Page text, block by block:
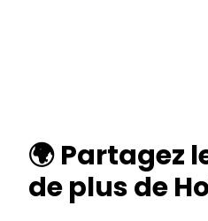
🌍 Partagez
de plus de